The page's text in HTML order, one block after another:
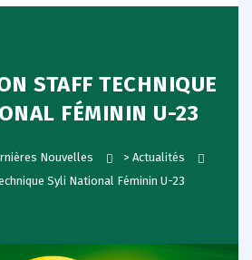
STAFF TECHNIQUE
FÉMININ U-23
Nouvelles > Actualités
Syli National Féminin U-23